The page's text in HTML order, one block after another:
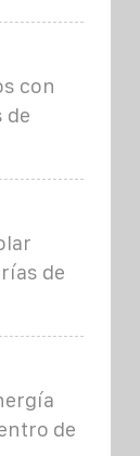
con
de
de
de